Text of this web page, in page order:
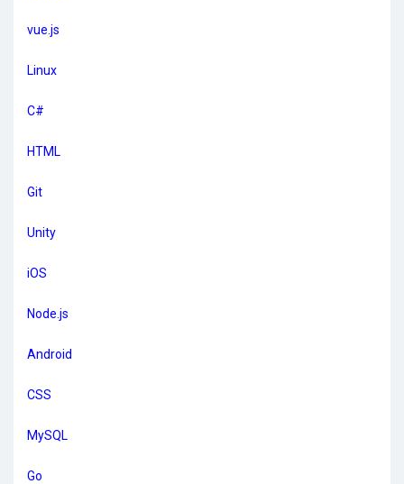
vue.js
Linux
C#
HTML
Git
Unity
iOS
Node.js
Android
CSS
MySQL
Go